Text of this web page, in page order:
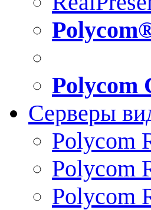
Polycom
Серверы
Polycom
Polycom
Polycom